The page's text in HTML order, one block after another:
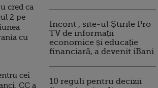
cred ca
2 pe
cu
cei
CC a
Incont , site-ul Știrile Pro
TV de informații
economice și educație
financiară, a devenit iBani
10 reguli pentru decizii